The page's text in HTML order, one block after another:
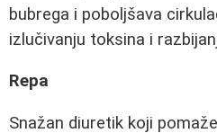
bubrega i poboljšava
izlučivanju toksina i
Repa
Snažan diuretik koji